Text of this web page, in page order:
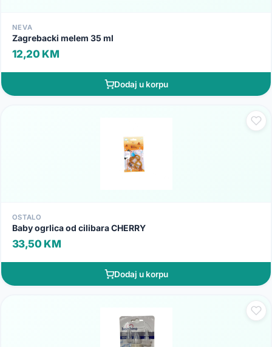
NEVA
Zagrebacki melem 35 ml
12,20 KM
Dodaj u korpu
OSTALO
Baby ogrlica od cilibara CHERRY
33,50 KM
Dodaj u korpu